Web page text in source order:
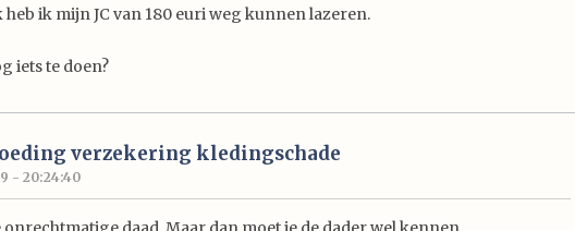
ik mijn JC van 180 euri weg kunnen lazeren.
iets te doen?
verzekering kledingschade
- 20:24:40